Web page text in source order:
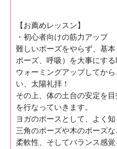
【お薦めレッスン】
・初心者向けの筋力アップ
難しいポーズをやらず、基
ポーズ、呼吸）を大事にする
ウォーミングアップしてか
い、太陽礼拝！
その上、体の土台の安定を
を行なっていきます。
ヨガのポースとして、よく
三角のポーズや木のポーズな
柔軟性、そしてバランス感覚